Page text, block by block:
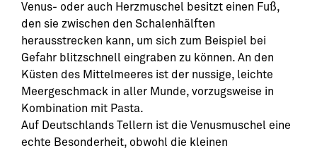
Venus- oder auch Herzmuschel besitzt einen Fuß,
den sie zwischen den Schalenhälften
herausstrecken kann, um sich zum Beispiel bei
Gefahr blitzschnell eingraben zu können. An den
Küsten des Mittelmeeres ist der nussige, leichte
Meergeschmack in aller Munde, vorzugsweise in
Kombination mit Pasta.
Auf Deutschlands Tellern ist die Venusmuschel eine
echte Besonderheit, obwohl die kleinen